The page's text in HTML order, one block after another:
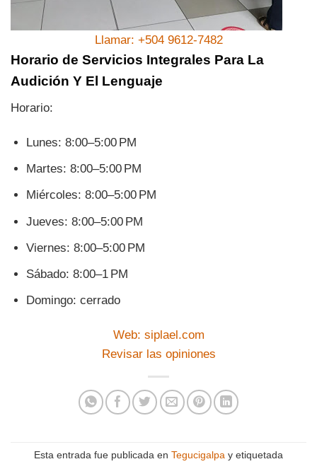
Llamar: +504 9612-7482
Horario de Servicios Integrales Para La
Audición Y El Lenguaje
Horario:
Lunes: 8:00–5:00 PM
Martes: 8:00–5:00 PM
Miércoles: 8:00–5:00 PM
Jueves: 8:00–5:00 PM
Viernes: 8:00–5:00 PM
Sábado: 8:00–1 PM
Domingo: cerrado
Web: siplael.com
Revisar las opiniones
Esta entrada fue publicada en Tegucigalpa y etiquetada